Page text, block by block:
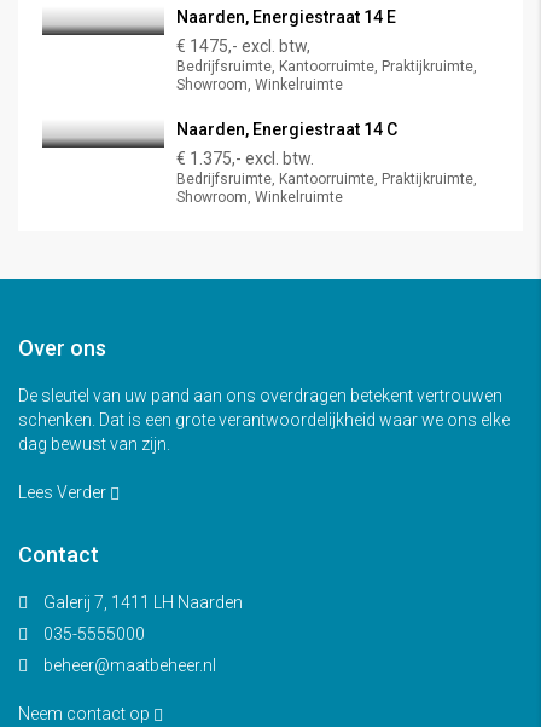
Naarden, Energiestraat 14 E
€ 1475,- excl. btw,
Bedrijfsruimte, Kantoorruimte, Praktijkruimte,
Showroom, Winkelruimte
Naarden, Energiestraat 14 C
€ 1.375,- excl. btw.
Bedrijfsruimte, Kantoorruimte, Praktijkruimte,
Showroom, Winkelruimte
Over ons
De sleutel van uw pand aan ons overdragen betekent vertrouwen
schenken. Dat is een grote verantwoordelijkheid waar we ons elke
dag bewust van zijn.
Lees Verder
Contact
Galerij 7, 1411 LH Naarden
035-5555000
beheer@maatbeheer.nl
Neem contact op